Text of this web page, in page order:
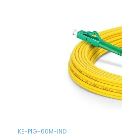
KE-PIG-60M-IND